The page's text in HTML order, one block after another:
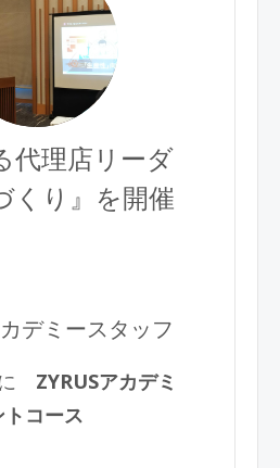
代理店リーダ
くり』を開催
デミースタッフ
ZYRUSアカデミ
トコース